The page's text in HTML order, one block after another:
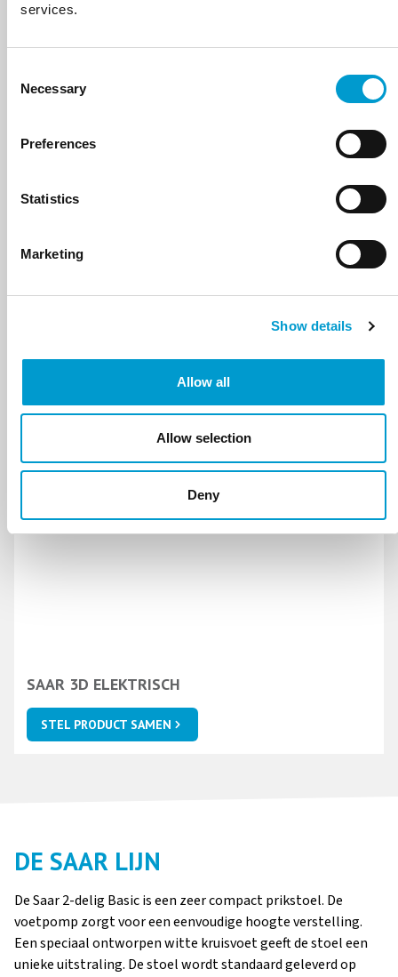
services.
Selection
Necessary
Preferences
Statistics
Marketing
Show details
Allow all
Allow selection
Deny
SAAR 3D VASTE HOOGTE
SAAR 3D HYDRAULISCH
SAAR 3D ELEKTRISCH
STEL PRODUCT SAMEN
DE SAAR LIJN
De Saar 2-delig Basic is een zeer compact prikstoel. De
voetpomp zorgt voor een eenvoudige hoogte verstelling.
Een speciaal ontworpen witte kruisvoet geeft de stoel een
unieke uitstraling. De stoel wordt standaard geleverd op